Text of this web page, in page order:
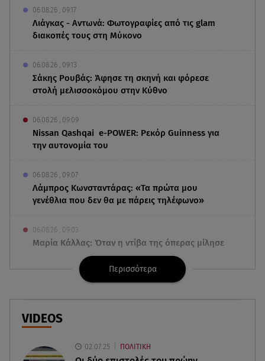
06.08.26 , 09:17
Λιάγκας - Αντωνά: Φωτογραφίες από τις glam
διακοπές τους στη Μύκονο
06.08.26 , 09:13
Σάκης Ρουβάς: Άφησε τη σκηνή και φόρεσε
στολή μελισσοκόμου στην Κύθνο
06.08.26 , 09:09
Nissan Qashqai e-POWER: Ρεκόρ Guinness για
την αυτονομία του
06.08.26 , 09:07
Λάμπρος Κωνσταντάρας: «Τα πρώτα μου
γενέθλια που δεν θα με πάρεις τηλέφωνο»
06.08.26 , 09:03
Μαρία Κάλλας: Όταν η ντίβα της όπερας μίλησε
σπαστά ελληνικά στο ραδιόφωνο
Τι είναι το «πολωμένο μελτέμι», που
Μυστράς: «Δεν ήταν οικονομικός ο λόγος που
Περισσότερα
VIDEOS
02.07.25 ΠΟΛΙΤΙΚΗ